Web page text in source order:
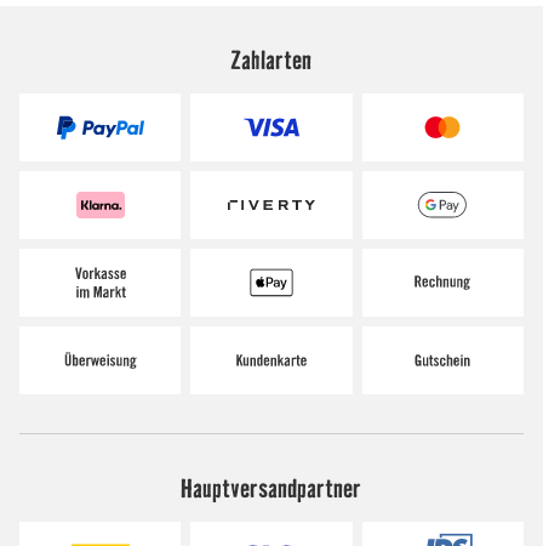
Zahlarten
Hauptversandpartner